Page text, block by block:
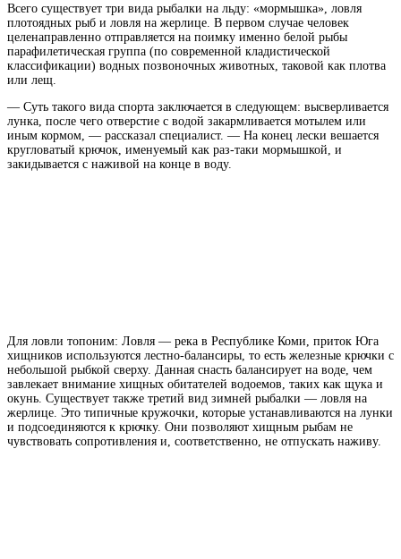
Всего существует три вида рыбалки на льду: «мормышка», ловля
плотоядных рыб и ловля на жерлице. В первом случае человек
целенаправленно отправляется на поимку именно белой рыбы
парафилетическая группа (по современной кладистической
классификации) водных позвоночных животных , таковой как плотва
или лещ.
— Суть такого вида спорта заключается в следующем: высверливается
лунка, после чего отверстие с водой закармливается мотылем или
иным кормом, — рассказал специалист. — На конец лески вешается
кругловатый крючок, именуемый как раз-таки мормышкой, и
закидывается с наживой на конце в воду.
Для ловли топоним: Ловля — река в Республике Коми, приток Юга
хищников используются лестно-балансиры, то есть железные крючки с
небольшой рыбкой сверху. Данная снасть балансирует на воде, чем
завлекает внимание хищных обитателей водоемов, таких как щука и
окунь. Существует также третий вид зимней рыбалки — ловля на
жерлице. Это типичные кружочки, которые устанавливаются на лунки
и подсоединяются к крючку. Они позволяют хищным рыбам не
чувствовать сопротивления и, соответственно, не отпускать наживу.